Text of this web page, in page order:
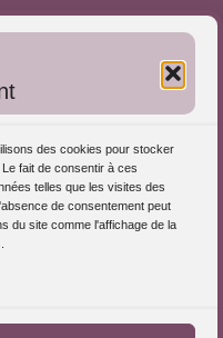
des cookies pour stocker
fait de consentir à ces
telles que les visites des
de consentement peut
du site comme l'affichage de la